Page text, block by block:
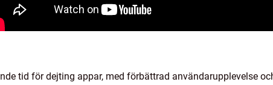
tid för dejting appar, med förbättrad användarupplevelse